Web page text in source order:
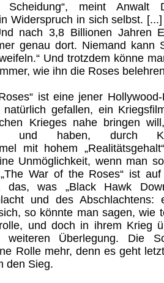
Scheidung“, meint Anwalt
Widerspruch in sich selbst.
nach 3,8 Billionen Jahren
genau dort. Niemand kann
Und trotzdem könne
wie ihn die Roses
ist eine jener
natürlich gefallen, ein
Krieges nahe bringen
und haben, durch
mit hohem
Unmöglichkeit, wenn man
War of the Roses“ ist
das, was „Black Hawk
und des Abschlachtens:
so könnte man sagen, wie
und doch in ihrem Krieg
Überlegung. Die
Rolle mehr, denn es geht
den Sieg.